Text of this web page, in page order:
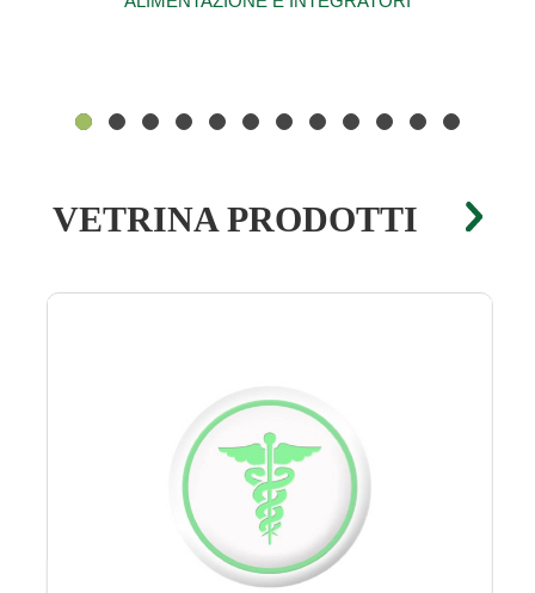
VETRINA PRODOTTI